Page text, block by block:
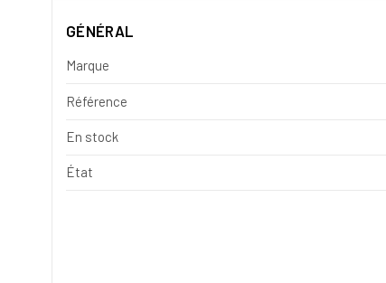
GÉNÉRAL
Marque
Référence
En stock
État